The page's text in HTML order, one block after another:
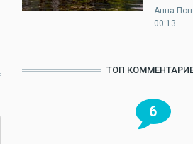
Анна
00:13
ТОП
6